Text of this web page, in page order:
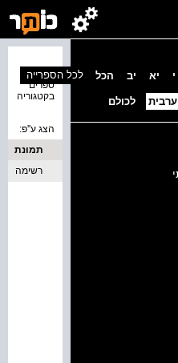
י יא יב הכל
ערבית לכולם
ספרים
בקטגוריה
לכל הספרייה
הצג ע''פ:
תמונת
כריכה
רשימה